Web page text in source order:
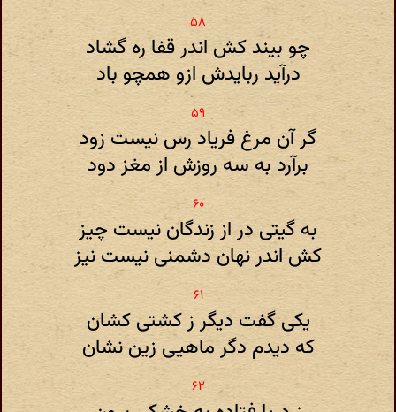
چو بیند کش اندر قفا ره گشاد
درآید ربایدش ازو همچو باد
گر آن مرغ فریاد رس نیست زود
برآرد به سه روزش از مغز دود
به گیتی در از زندگان نیست چیز
کش اندر نهان دشمنی نیست نیز
یکی گفت دیگر ز کشتی کشان
که دیدم دگر ماهیی زین نشان